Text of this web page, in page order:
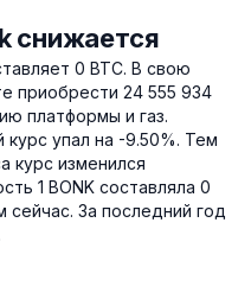
снижается
0 BTC. В свою
приобрести 24 555 934
платформы и газ.
упал на -9.50%. Тем
курс изменился
1 BONK составляла 0
сейчас. За последний год